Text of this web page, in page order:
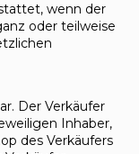
wenn der
oder teilweise
Der Verkäufer
Inhaber,
des Verkäufers